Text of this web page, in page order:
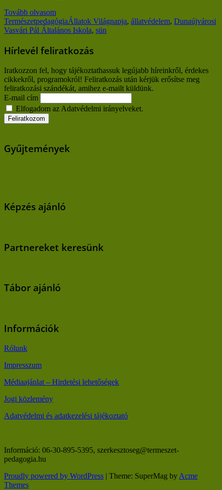
Tovább olvasom
TermészetpedagógiaÁllatok Világnapja, állatvédelem, Dunaújvárosi
Vasvári Pál Általános Iskola, sün
Hírlevél feliratkozás
Iratkozzon fel, hogy tájékoztathassuk legújabb híreinkről, érdekes
cikkekről, programokról! Feliratkozás után kérjük erősítse meg
feliratkozási szándékát, amihez e-mailt küldünk.
E-mail cím
Elfogadom az Adatvédelmi irányelveket.
Gyűjtemények
Képzés ajánló
Partnereket keresünk
Tábor ajánló
Információk
Rólunk
Impresszum
Médiaajánlat – Hirdetési lehetőségek
Jogi közlemény
Adatvédelmi és adatkezelési tájékoztató
Információ: 06-30-895-5395, szerkesztoseg@termeszet-
pedagogia.hu
Proudly powered by WordPress | Theme: SuperMag byAcme
Themes